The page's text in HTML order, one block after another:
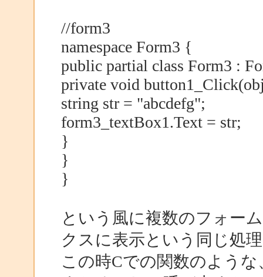
//form3
namespace Form3 {
public partial class Form3 :
private void
string str = "abcdefg";
form3_textBox1.Text = str;
}
}
}
という風に複数のフォー
クスに表示という同じ処
この時Cでの関数のような